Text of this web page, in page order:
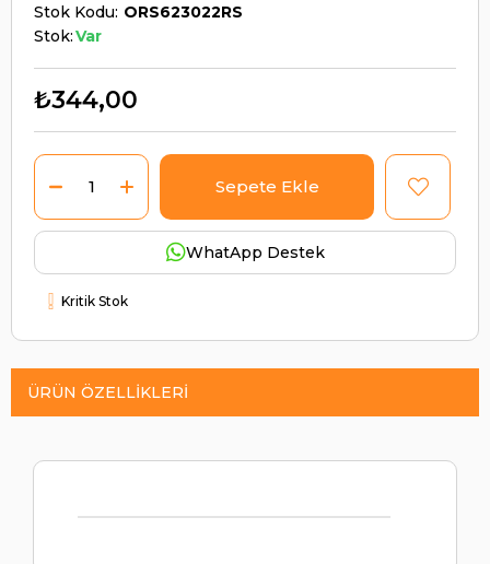
Stok Kodu ORS623022RS
Stok:Var
₺344,00
WhatApp Destek
Kritik Stok
ÜRÜN ÖZELLIKLERI